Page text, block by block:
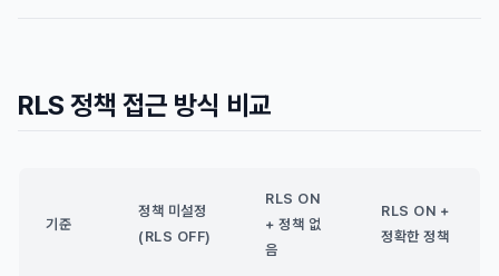
RLS 정책 접근 방식 비교
기준
정책 미설정
(RLS OFF)
RLS ON
+ 정책 없
음
RLS ON +
정확한 정책